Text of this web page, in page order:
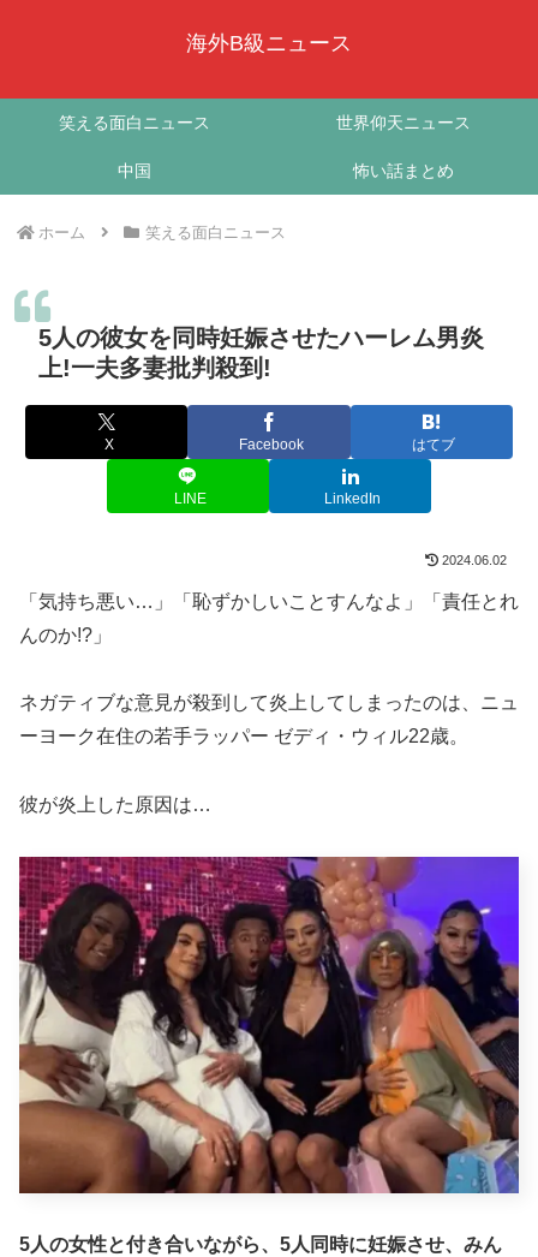
海外B級ニュース
笑える面白ニュース 世界仰天ニュース
中国 怖い話まとめ
ホーム 笑える面白ニュース
5人の彼女を同時妊娠させたハーレム男炎
上!一夫多妻批判殺到!
X Facebook はてブ
LINE LinkedIn
2024.06.02
「気持ち悪い…」「恥ずかしいことすんなよ」「責任とれ
んのか!?」
ネガティブな意見が殺到して炎上してしまったのは、ニュ
ーヨーク在住の若手ラッパー ゼディ・ウィル22歳。
彼が炎上した原因は…
5人の女性と付き合いながら、5人同時に妊娠させ、みん